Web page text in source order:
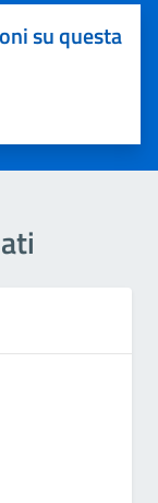
su questa